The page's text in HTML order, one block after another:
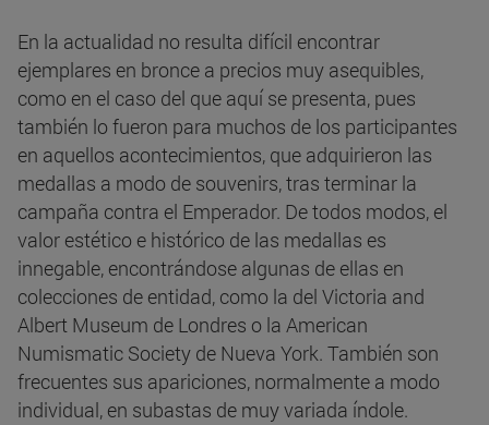
En la actualidad no resulta difícil encontrar
ejemplares en bronce a precios muy asequibles,
como en el caso del que aquí se presenta, pues
también lo fueron para muchos de los participantes
en aquellos acontecimientos, que adquirieron las
medallas a modo de souvenirs, tras terminar la
campaña contra el Emperador. De todos modos, el
valor estético e histórico de las medallas es
innegable, encontrándose algunas de ellas en
colecciones de entidad, como la del Victoria and
Albert Museum de Londres o la American
Numismatic Society de Nueva York. También son
frecuentes sus apariciones, normalmente a modo
individual, en subastas de muy variada índole.